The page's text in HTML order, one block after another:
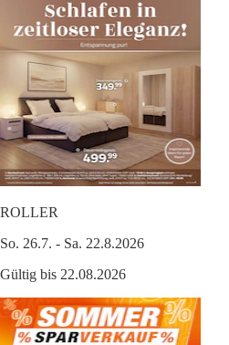
ROLLER
So. 26.7. - Sa. 22.8.2026
Gültig bis 22.08.2026